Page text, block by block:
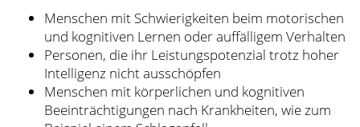
Menschen mit Schwierigkeiten beim motorischen
und kognitiven Lernen oder auffälligem Verhalten
Personen, die ihr Leistungspotenzial trotz hoher
Intelligenz nicht ausschöpfen
Menschen mit körperlichen und kognitiven
Beeinträchtigungen nach Krankheiten, wie zum